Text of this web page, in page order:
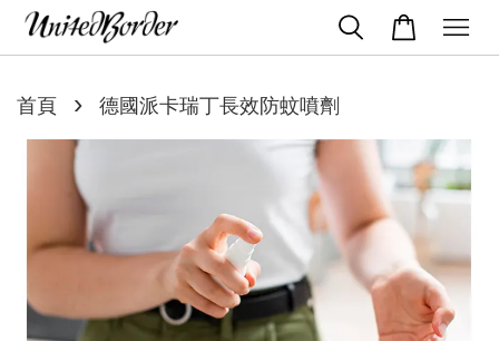
首頁 › 德國派卡瑞丁長效防蚊噴劑